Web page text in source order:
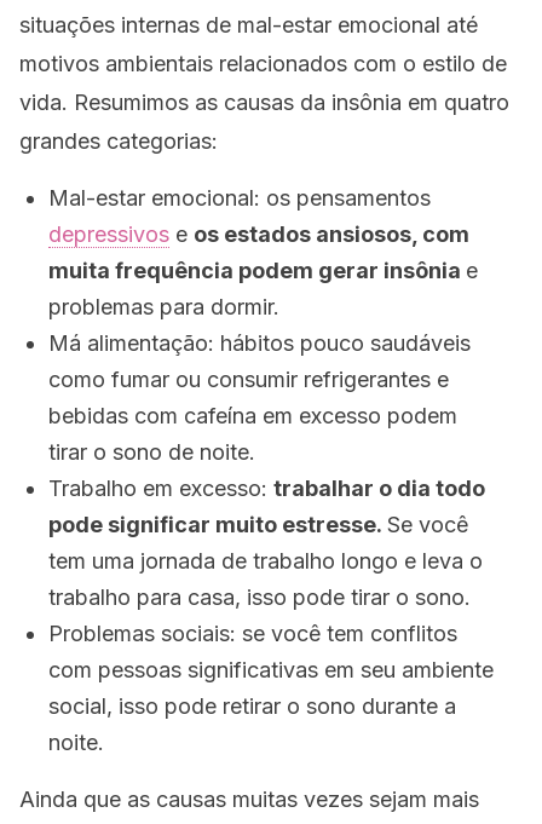
situações internas de mal-estar emocional até
motivos ambientais relacionados com o estilo de
vida. Resumimos as causas da insônia em quatro
grandes categorias:
Mal-estar emocional: os pensamentos
depressivos e os estados ansiosos, com
muita frequência podem gerar insônia e
problemas para dormir.
Má alimentação: hábitos pouco saudáveis
como fumar ou consumir refrigerantes e
bebidas com cafeína em excesso podem
tirar o sono de noite.
Trabalho em excesso: trabalhar o dia todo
pode significar muito estresse. Se você
tem uma jornada de trabalho longo e leva o
trabalho para casa, isso pode tirar o sono.
Problemas sociais: se você tem conflitos
com pessoas significativas em seu ambiente
social, isso pode retirar o sono durante a
noite.
Ainda que as causas muitas vezes sejam mais